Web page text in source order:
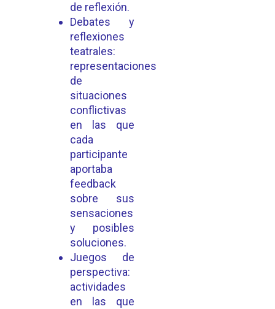
de reflexión.
Debates y
reflexiones
teatrales:
representaciones
de
situaciones
conflictivas
en las que
cada
participante
aportaba
feedback
sobre sus
sensaciones
y posibles
soluciones.
Juegos de
perspectiva:
actividades
en las que